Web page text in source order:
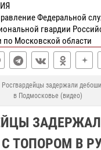
Федеральной
гвардии
по Московской области
Росгвардейцы задержали
в Подмосковье (видео)
ТОПОРОМ В